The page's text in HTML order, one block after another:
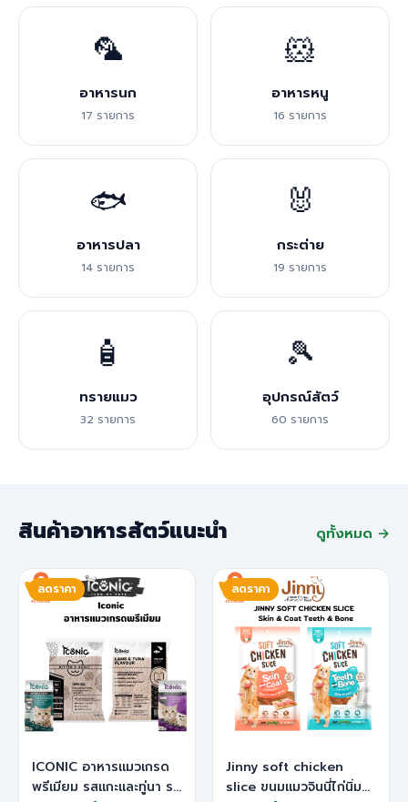
🦜
อาหารนก
17 รายการ
🐹
อาหารหนู
16 รายการ
🐟
อาหารปลา
14 รายการ
🐰
กระต่าย
19 รายการ
🧴
ทรายแมว
32 รายการ
🎾
อุปกรณ์สัตว์
60 รายการ
สินค้าอาหารสัตว์แนะนำ ดูทั้งหมด →
ลดราคา
ICONIC อาหารแมวเกรด
พรีเมียม รสแกะและทู่นา รส
ลดราคา
Jinny soft chicken
slice ขนมแมวจินนี่ไก่นิ่ม